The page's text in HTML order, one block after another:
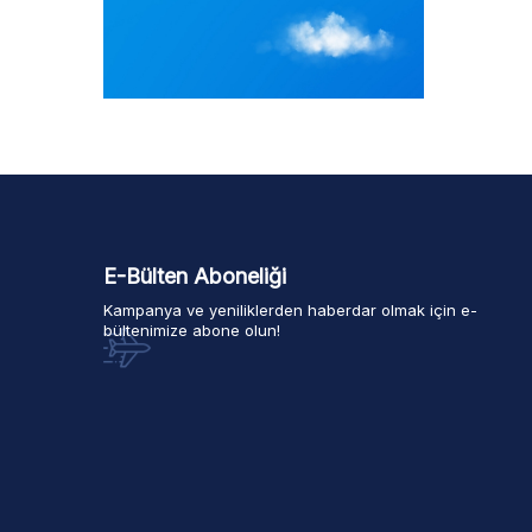
E-Bülten Aboneliği
Kampanya ve yeniliklerden haberdar olmak için e-
bültenimize abone olun!